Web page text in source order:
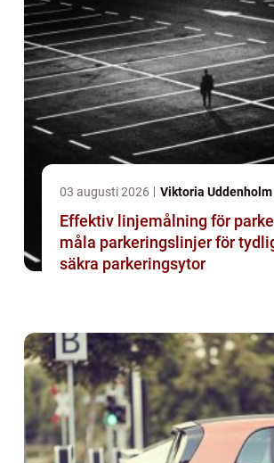
03 augusti 2026 Viktoria Uddenholm
Effektiv linjemålning för
måla parkeringslinjer för
säkra parkeringsytor